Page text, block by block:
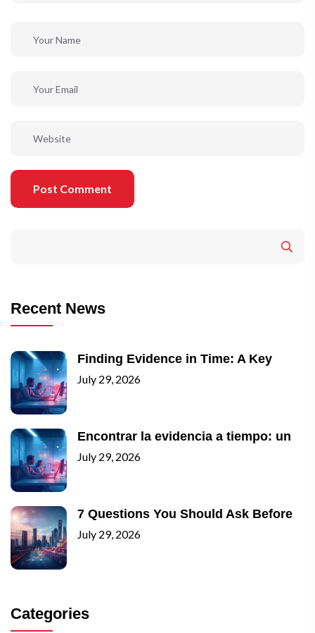
Post Comment
Recent News
Finding Evidence in Time: A Key
July 29, 2026
Encontrar la evidencia a tiempo: un
July 29, 2026
7 Questions You Should Ask Before
July 29, 2026
Categories